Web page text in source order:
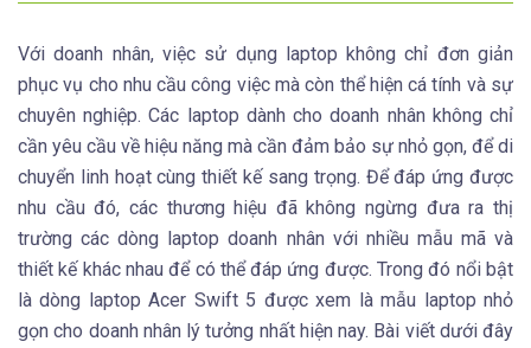
Với doanh nhân, việc sử dụng laptop không chỉ đơn giản
phục vụ cho nhu cầu công việc mà còn thể hiện cá tính và sự
chuyên nghiệp. Các laptop dành cho doanh nhân không chỉ
cần yêu cầu về hiệu năng mà cần đảm bảo sự nhỏ gọn, để di
chuyển linh hoạt cùng thiết kế sang trọng. Để đáp ứng được
nhu cầu đó, các thương hiệu đã không ngừng đưa ra thị
trường các dòng laptop doanh nhân với nhiều mẫu mã và
thiết kế khác nhau để có thể đáp ứng được. Trong đó nổi bật
là dòng laptop Acer Swift 5 được xem là mẫu laptop nhỏ
gọn cho doanh nhân lý tưởng nhất hiện nay. Bài viết dưới đây